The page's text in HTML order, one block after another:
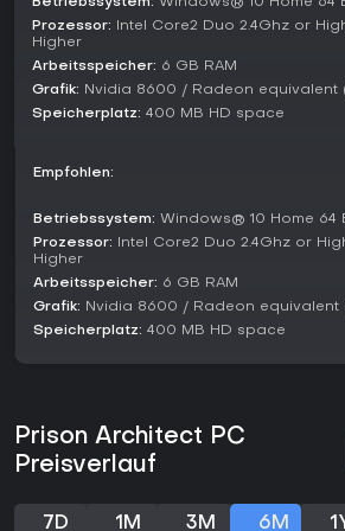
Hochdruck. Im Online-Modus stöberst du
von Spieler-Prisonen und spielst sie
Abwechslung und Community-Content.
Die Kampagne führt dich in
Bau spezieller Anlagen wie einem
Gang-Support ist eine optionale
Gefängnis einführt und Interaktionen
Sicherheitsplanung vertieft. Du kannst
unendliches Geld für entspanntes
dich auf realistische Einschränkungen
Herausforderung konzentrieren.
Community, in der Spieler eigene
teilen.
Prison Architect fasziniert Fans tiefer
Prozessor: Intel Core2 Duo 2.4Ghz or
Higher
Arbeitsspeicher: 6 GB RAM
Grafik: Nvidia 8600 / Radeon equivalent
Speicherplatz: 400 MB HD space
Empfohlen:
Betriebssystem: Windows® 10 Home 64
Prozessor: Intel Core2 Duo 2.4Ghz or
Higher
Arbeitsspeicher: 6 GB RAM
Grafik: Nvidia 8600 / Radeon equivalent
Speicherplatz: 400 MB HD space
Prison Architect PC
Preisverlauf
7D 1M 3M 6M